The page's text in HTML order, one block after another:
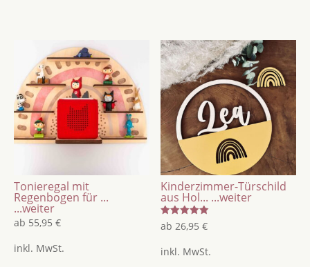
Tonieregal mit
Regenbogen für ...
...weiter
ab 55,95 €
inkl. MwSt.
Kinderzimmer-Türschild
aus Hol... ...weiter
Bewertet
mit
von 5
ab 26,95€
inkl. MwSt.